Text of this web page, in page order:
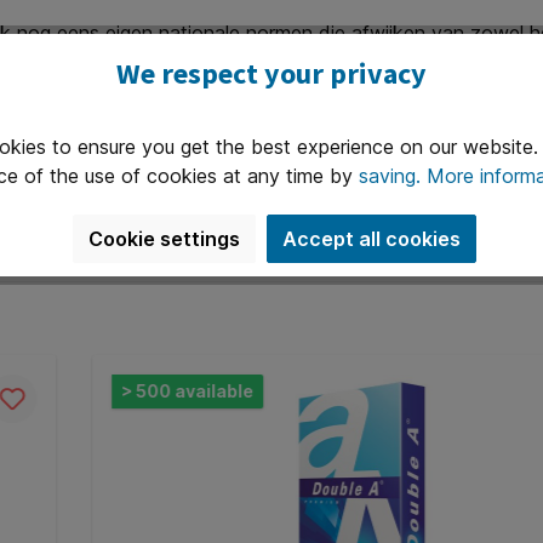
nog eens eigen nationale normen die afwijken van zowel
en handel en over de opkomende grootmachten
afdrukt of een boek publiceert, denk dan even na over
hoe zo'n schijnbaar eenvoudig product als papier een
> 500 available
We respect your privacy
to ensure you get the best experience on our
of the use of cookies at any time by saving. More
Cookie settings Accept all cookies